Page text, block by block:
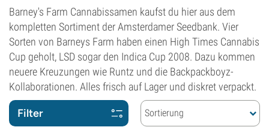
Barney's Farm Cannabissamen kaufst du hier aus dem
kompletten Sortiment der Amsterdamer Seedbank. Vier
Sorten von Barneys Farm haben einen High Times Cannabis
Cup geholt, LSD sogar den Indica Cup 2008. Dazu kommen
neuere Kreuzungen wie Runtz und die Backpackboyz-
Kollaborationen. Alles frisch auf Lager und diskret verpackt.
Filter Sortierung